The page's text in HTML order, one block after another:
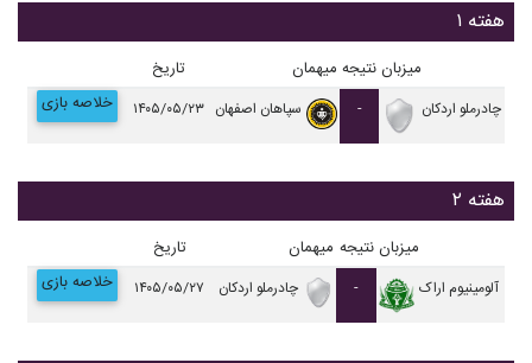
هفته ۱
میزباننتیجه میهمان تاریخ
چادرملو اردکان - سپاهان اصفهان ۱۴۰۵/۰۵/۲۳ خلاصه بازی
هفته ۲
میزبان نتیجه میهمان تاریخ
آلومينيوم اراک - چادرملو اردکان ۱۴۰۵/۰۵/۲۷ خلاصه بازی